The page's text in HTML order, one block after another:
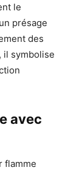
le
présage
des
il symbolise
avec
flamme